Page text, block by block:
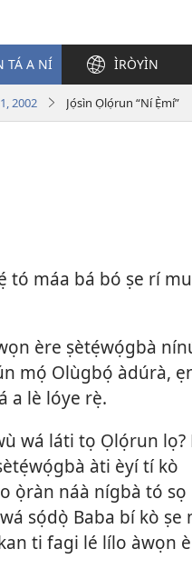
TÁ A NÍ ÌRÒYÌN
2002 Jọ́sìn Ọlọ́run “Ní Ẹ̀mí”
tó máa bá bó ṣe rí
ère ṣètẹ́wọ́gbà
mọ́ Olùgbọ́ àdúrà,
a lè lóye rẹ̀.
wá láti tọ Ọlọ́run lọ?
àti èyí tí kò
ọ̀ràn náà nígbà tó sọ
sọ́dọ̀ Baba bí kò ṣe
ti fagi lé lílo àwọn